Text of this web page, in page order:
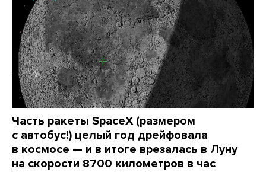
Часть ракеты SpaceX (размером
с автобус!) целый год дрейфовала
в космосе — и в итоге врезалась в Луну
на скорости 8700 километров в час